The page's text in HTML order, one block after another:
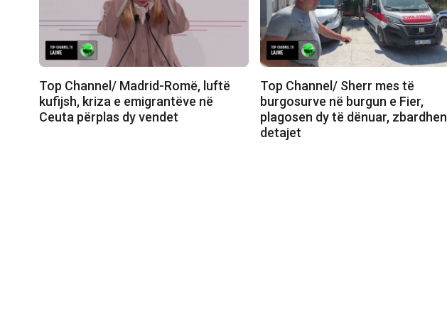
Top Channel/ Madrid-Romë, luftë
kufijsh, kriza e emigrantëve në
Ceuta përplas dy vendet
Top Channel/ Sherr mes të
burgosurve në burgun e Fier,
plagosen dy të dënuar, zbardhen
detajet